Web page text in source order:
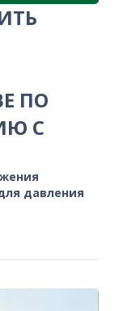
ПО
С
давления